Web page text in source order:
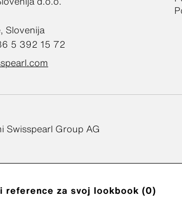
reference za svoj lookbook (0)
Slovenija
5 392 15 72
Swisspearl Group AG
Obvestilo o videonadzoru